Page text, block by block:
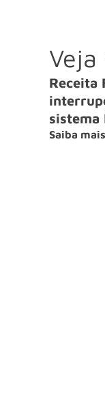
Veja
Receita
sistema
Saiba